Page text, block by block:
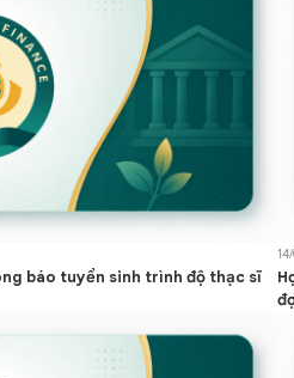
báo tuyển sinh trình độ thạc sĩ